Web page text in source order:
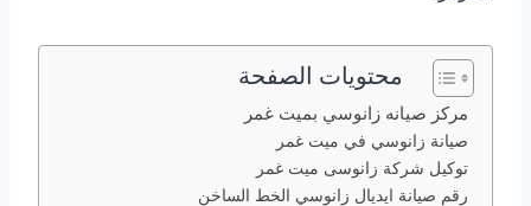
محتويات الصفحة
مركز صيانه زانوسي بميت غمر
صيانة زانوسي في ميت غمر
توكيل شركة زانوسى ميت غمر
رقم صيانة ايديال زانوسي الخط الساخن